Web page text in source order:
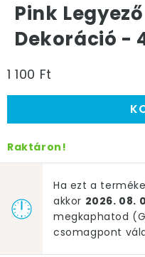
Pink
Dekoráció -
1 100 Ft
Raktáron!
Ha ezt a
akkor 2026. 08.
megkaphatod
csomagpont